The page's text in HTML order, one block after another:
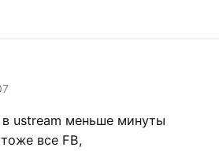
ustream меньше минуты
все FB,